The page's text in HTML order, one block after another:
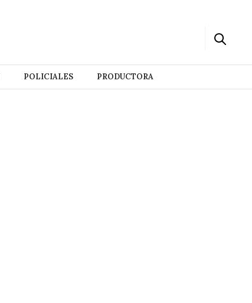
POLICIALES PRODUCTORA